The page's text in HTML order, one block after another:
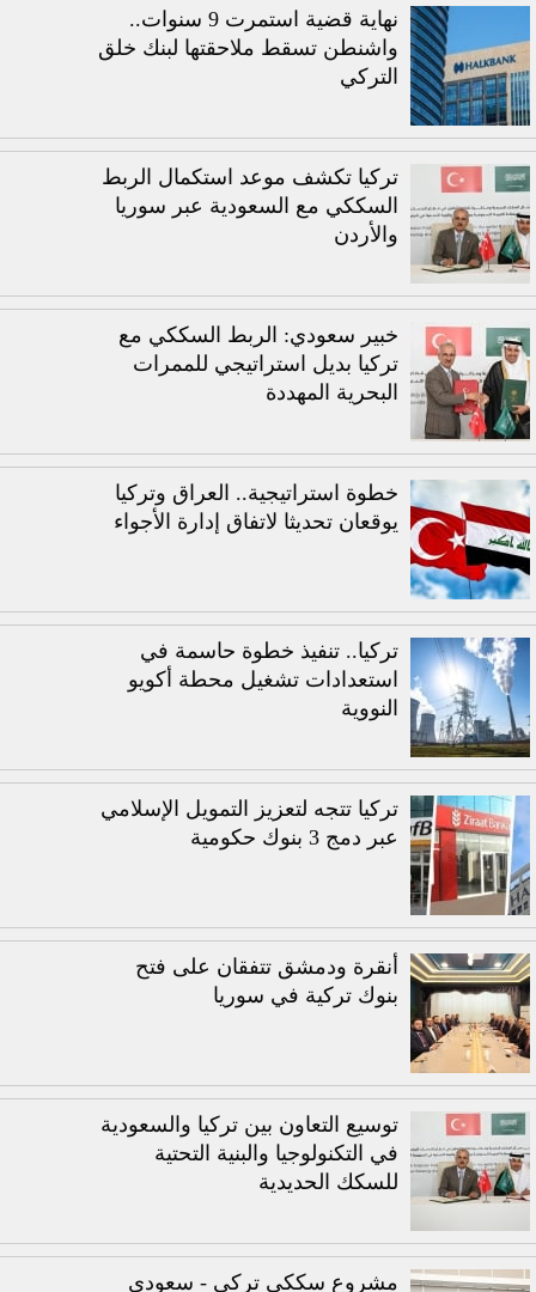
نهاية قضية استمرت 9 سنوات..
واشنطن تسقط ملاحقتها لبنك خلق
التركي
تركيا تكشف موعد استكمال الربط
السككي مع السعودية عبر سوريا
والأردن
خبير سعودي: الربط السككي مع
تركيا بديل استراتيجي للممرات
البحرية المهددة
خطوة استراتيجية.. العراق وتركيا
يوقعان تحديثا لاتفاق إدارة الأجواء
تركيا.. تنفيذ خطوة حاسمة في
استعدادات تشغيل محطة أكويو
النووية
تركيا تتجه لتعزيز التمويل الإسلامي
عبر دمج 3 بنوك حكومية
أنقرة ودمشق تتفقان على فتح
بنوك تركية في سوريا
توسيع التعاون بين تركيا والسعودية
في التكنولوجيا والبنية التحتية
للسكك الحديدية
مشروع سككي تركي - سعودي